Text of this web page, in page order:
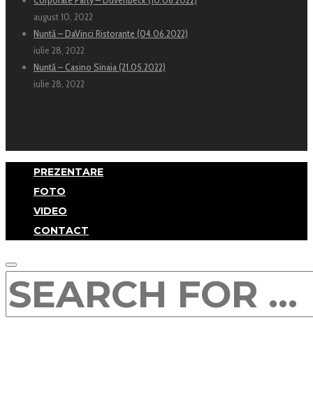
august 10, 2022
Nuntă – DaVinci Ristorante (04.06.2022)
iulie 28, 2022
Nuntă – Casino Sinaia (21.05.2022)
iulie 28, 2022
PREZENTARE
FOTO
VIDEO
CONTACT
SEARCH